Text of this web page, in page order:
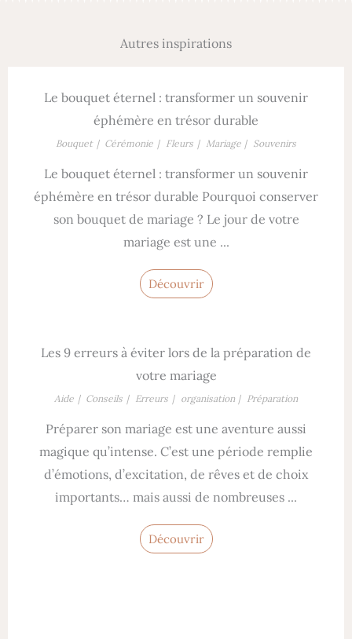
Autres inspirations
Le bouquet éternel : transformer un souvenir
éphémère en trésor durable
Bouquet Cérémonie Fleurs Mariage Souvenirs
Le bouquet éternel : transformer un souvenir
éphémère en trésor durable Pourquoi conserver
son bouquet de mariage ? Le jour de votre
mariage est une ...
Découvrir
Les 9 erreurs à éviter lors de la préparation de
votre mariage
Aide Conseils Erreurs organisation Préparation
Préparer son mariage est une aventure aussi
magique qu’intense. C’est une période remplie
d’émotions, d’excitation, de rêves et de choix
importants… mais aussi de nombreuses ...
Découvrir